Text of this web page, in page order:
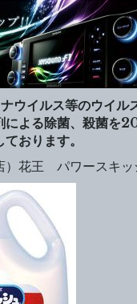
ウイルス等のウイル
による除菌、殺菌を
おります。
）花王 パワースキッ